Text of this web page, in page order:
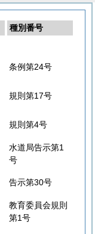
種別番号
条例第24号
規則第17号
規則第4号
水道局告示第1
号
告示第30号
教育委員会規則
第1号